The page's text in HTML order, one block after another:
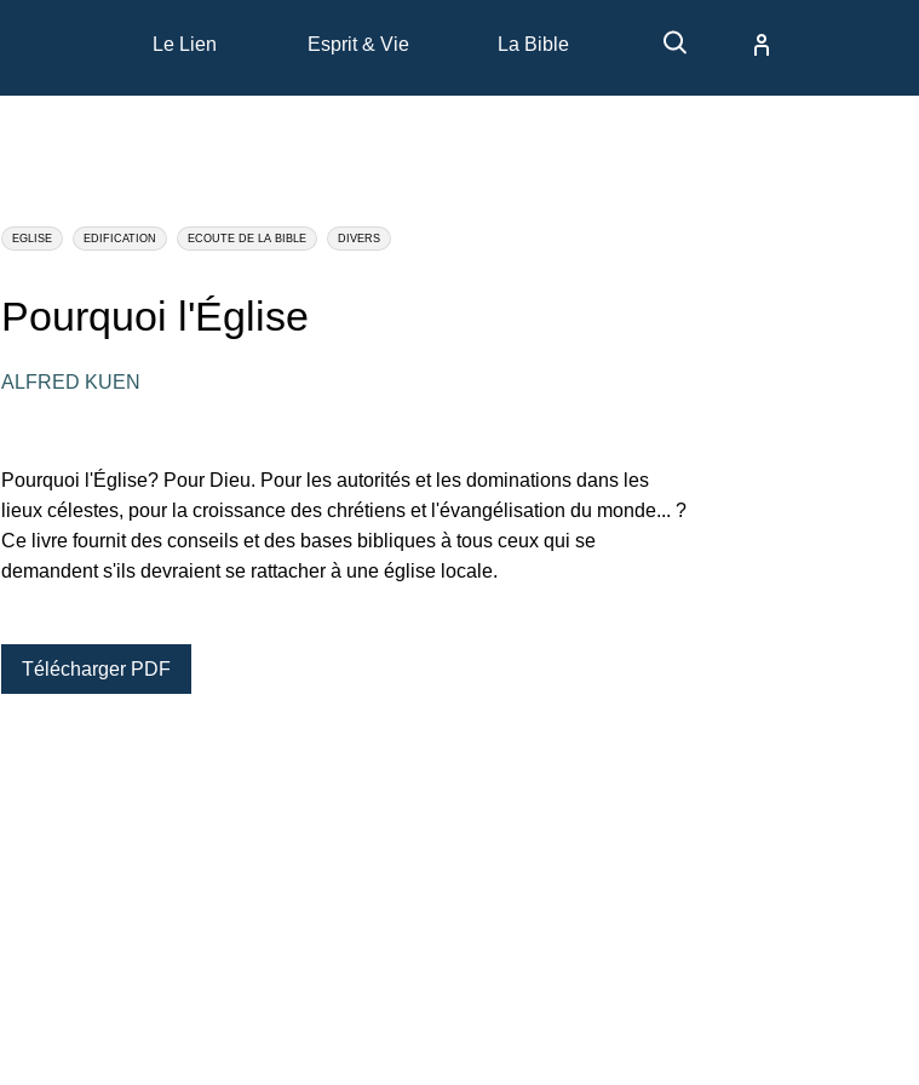
Le Lien Esprit & Vie La Bible
EGLISE EDIFICATION ECOUTE DE LA BIBLE DIVERS
Pourquoi l'Église
ALFRED KUEN
Pourquoi l'Église? Pour Dieu. Pour les autorités et les dominations dans les
lieux célestes, pour la croissance des chrétiens et l'évangélisation du monde... ?
Ce livre fournit des conseils et des bases bibliques à tous ceux qui se
demandent s'ils devraient se rattacher à une église locale.
Télécharger PDF